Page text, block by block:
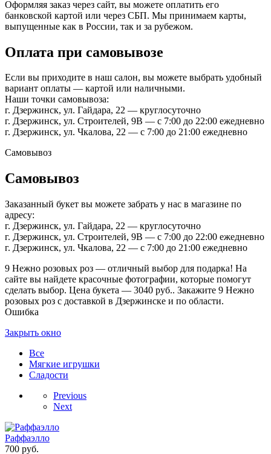
Оформляя заказ через сайт, вы можете оплатить его
банковской картой или через СБП. Мы принимаем карты,
выпущенные как в России, так и за рубежом.
Оплата при самовывозе
Если вы приходите в наш салон, вы можете выбрать удобный
вариант оплаты — картой или наличными.
Наши точки самовывоза:
г. Дзержинск, ул. Гайдара, 22 — круглосуточно
г. Дзержинск, ул. Строителей, 9В — с 7:00 до 22:00 ежедневно
г. Дзержинск, ул. Чкалова, 22 — с 7:00 до 21:00 ежедневно
Самовывоз
Самовывоз
Заказанный букет вы можете забрать у нас в магазине по
адресу:
г. Дзержинск, ул. Гайдара, 22 — круглосуточно
г. Дзержинск, ул. Строителей, 9В — с 7:00 до 22:00 ежедневно
г. Дзержинск, ул. Чкалова, 22 — с 7:00 до 21:00 ежедневно
9 Нежно розовых роз — отличный выбор для подарка! На
сайте вы найдете красочные фотографии, которые помогут
сделать выбор. Цена букета — 3040 руб.. Закажите 9 Нежно
розовых роз с доставкой в Дзержинске и по области.
Ошибка
Закрыть окно
Все
Мягкие игрушки
Сладости
Previous
Next
Раффаэлло
700 руб.